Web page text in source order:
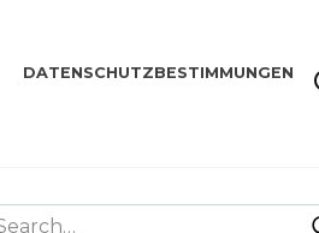
DATENSCHUTZBESTIMMUNGEN